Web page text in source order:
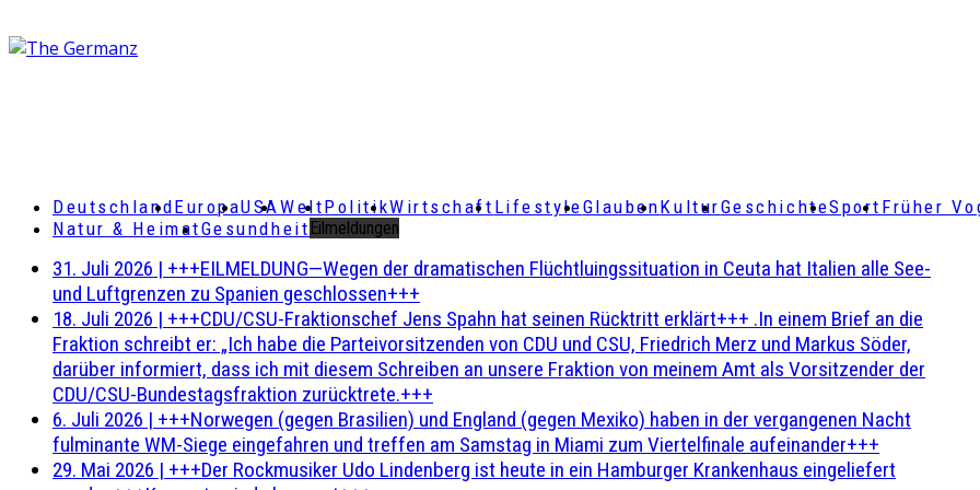
DeutschlandEuropaUSAWeltPolitikWirtschaft LifestyleGlaubenKulturGeschichteSport Früher
Natur & HeimatGesundheit Eilmeldungen
31. Juli 2026 | +++EILMELDUNG—Wegen der dramatischen Flüchtluingssituation in Ceuta hat Italien alle See-
und Luftgrenzen zu Spanien geschlossen+++
18. Juli 2026 | +++CDU/CSU-Fraktionschef Jens Spahn hat seinen Rücktritt erklärt+++ .In einem Brief an die
Fraktion schreibt er: „Ich habe die Parteivorsitzenden von CDU und CSU, Friedrich Merz und Markus Söder,
darüber informiert, dass ich mit diesem Schreiben an unsere Fraktion von meinem Amt als Vorsitzender der
CDU/CSU-Bundestagsfraktion zurücktrete.+++
6. Juli 2026 | +++Norwegen (gegen Brasilien) und England (gegen Mexiko) haben in der vergangenen Nacht
fulminante WM-Siege eingefahren und treffen am Samstag in Miami zum Viertelfinale aufeinander+++
29. Mai 2026 | +++Der Rockmusiker Udo Lindenberg ist heute in ein Hamburger Krankenhaus eingeliefert